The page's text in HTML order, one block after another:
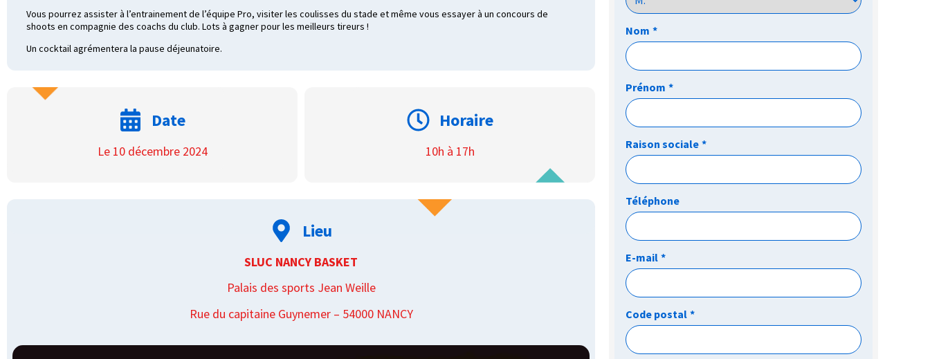
Vous pourrez assister à l’entrainement de l’équipe Pro, visiter les coulisses du stade et même vous essayer à un concours de
shoots en compagnie des coachs du club. Lots à gagner pour les meilleurs tireurs !
Un cocktail agrémentera la pause déjeunatoire.
Date
Le 10 décembre 2024
Horaire
10h à 17h
Lieu
SLUC NANCY BASKET
Palais des sports Jean Weille
Rue du capitaine Guynemer – 54000 NANCY
Nom *
Prénom *
Raison sociale *
Téléphone
E-mail *
Code postal *